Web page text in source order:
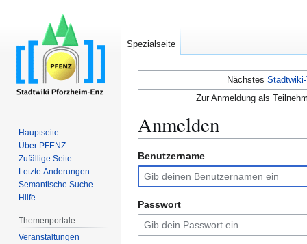
Nächstes
Zur Anmeldung als
Anmelden
Zur
Navigation
springen
Zur
Suche
springen
Benutzername
Passwort
Spezialseite
Hauptseite
Über PFENZ
Zufällige Seite
Letzte Änderungen
Semantische Suche
Hilfe
Themenportale
Veranstaltungen